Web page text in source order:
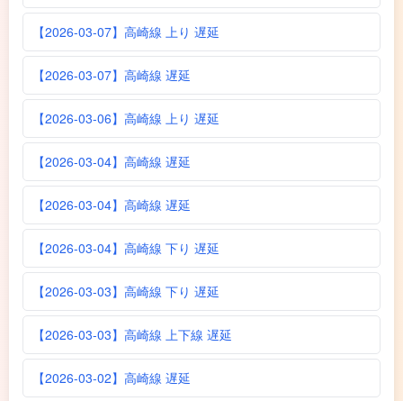
【2026-03-07】高崎線 上り 遅延
【2026-03-07】高崎線 遅延
【2026-03-06】高崎線 上り 遅延
【2026-03-04】高崎線 遅延
【2026-03-04】高崎線 遅延
【2026-03-04】高崎線 下り 遅延
【2026-03-03】高崎線 下り 遅延
【2026-03-03】高崎線 上下線 遅延
【2026-03-02】高崎線 遅延